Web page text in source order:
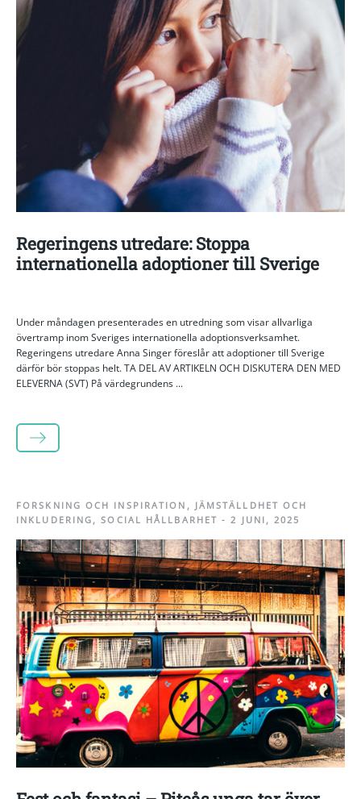
Regeringens utredare: Stoppa
internationella adoptioner till Sverige
Under måndagen presenterades en utredning som visar allvarliga
övertramp inom Sveriges internationella adoptionsverksamhet.
Regeringens utredare Anna Singer föreslår att adoptioner till Sverige
därför bör stoppas helt. TA DEL AV ARTIKELN OCH DISKUTERA DEN MED
ELEVERNA (SVT) På värdegrundens ...
LÄS MER
FORSKNING OCH INSPIRATION , JÄMSTÄLLDHET OCH
INKLUDERING ,SOCIAL HÅLLBARHET - 2 JUNI, 2025